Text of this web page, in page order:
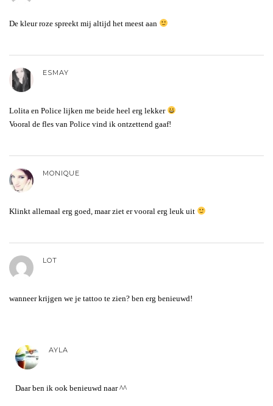
De kleur roze spreekt mij altijd het meest aan
ESMAY
Lolita en Police lijken me beide heel erg lekker
Vooral de fles van Police vind ik ontzettend gaaf!
MONIQUE
Klinkt allemaal erg goed, maar ziet er vooral erg leuk uit
LOT
wanneer krijgen we je tattoo te zien? ben erg benieuwd!
AYLA
Daar ben ik ook benieuwd naar ^^